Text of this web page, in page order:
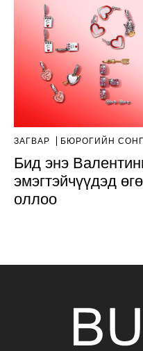
ЗАГВАР БЮРОГИЙН
Бид энэ
эмэгтэйчүүдэд
оллоо